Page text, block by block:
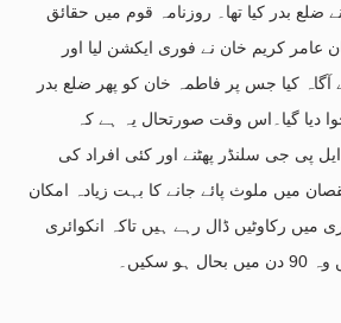
بدر کیا تھا۔ روزنامہ قوم میں حقائق
عامر کریم خان نے فوری ایکشن لیا اور
کیا جس پر فاطمہ خان کو پھر ضلع بدر
دیا گیا۔اس وقت صورتحال یہ ہے کہ
پی جی سلنڈر پھٹنے اور کئی افراد کی
میں ملوث پائے جانے کا بہت زیادہ امکان
میں رکاوٹیں ڈال رہے ہیں تاکہ انکوائری